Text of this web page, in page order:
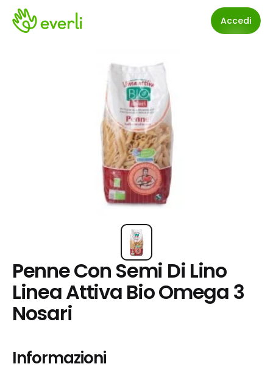
Accedi
Penne Con Semi Di Lino
Linea Attiva Bio Omega 3
Nosari
Informazioni